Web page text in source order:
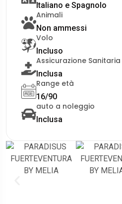
Italiano e Spagnolo
Animali
Non ammessi
Volo
Incluso
Assicurazione Sanitaria
Inclusa
Range età
16/90
auto a noleggio
Inclusa